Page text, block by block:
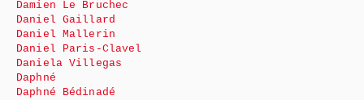
Damien Le Bruchec
Daniel Gaillard
Daniel Mallerin
Daniel Paris-Clavel
Daniela Villegas
Daphné
Daphné Bédinadé